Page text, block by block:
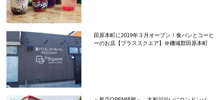
田原本町に2019年３月オープン！食パンとコーヒ
ーのお店【プラススクエア】＠磯城郡田原本町